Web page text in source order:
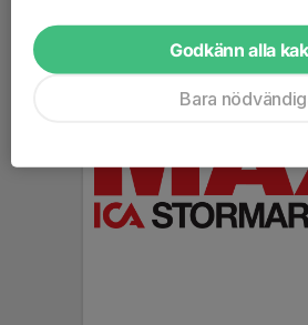
Godkänn alla
Bara